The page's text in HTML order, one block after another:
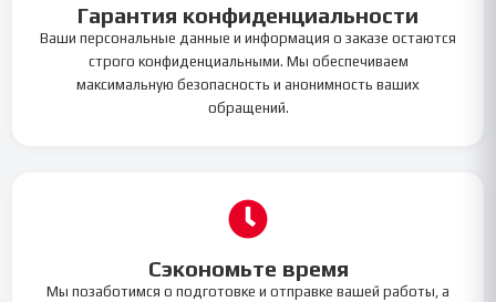
Гарантия конфиденциальности
Ваши персональные данные и информация о заказе остаются
строго конфиденциальными. Мы обеспечиваем
максимальную безопасность и анонимность ваших
обращений.
Сэкономьте время
Мы позаботимся о подготовке и отправке вашей работы, а